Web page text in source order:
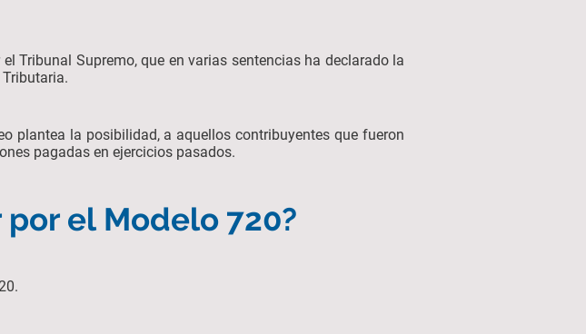
Tribunal Supremo, que en varias sentencias ha declarado la
plantea la posibilidad, a aquellos contribuyentes que fueron
pagadas en ejercicios pasados.
el Modelo 720?